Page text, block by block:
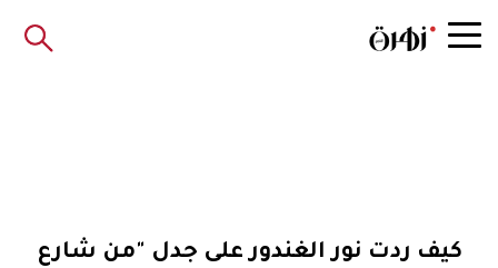
كيف ردت نور الغندور على جدل "من شارع